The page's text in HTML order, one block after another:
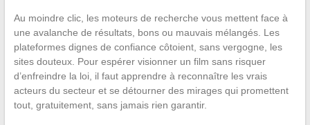
Au moindre clic, les moteurs de recherche vous mettent face à
une avalanche de résultats, bons ou mauvais mélangés. Les
plateformes dignes de confiance côtoient, sans vergogne, les
sites douteux. Pour espérer visionner un film sans risquer
d’enfreindre la loi, il faut apprendre à reconnaître les vrais
acteurs du secteur et se détourner des mirages qui promettent
tout, gratuitement, sans jamais rien garantir.